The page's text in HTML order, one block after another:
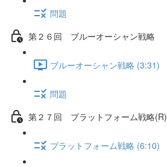
問題
第２６回 ブルーオーシャン戦略
ブルーオーシャン戦略 (3:31)
問題
第２７回 プラットフォーム戦略(R)
プラットフォーム戦略 (6:10)